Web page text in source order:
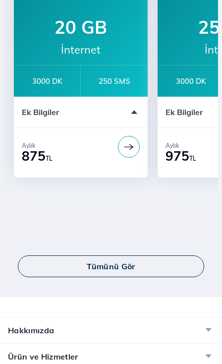
20 GB
İnternet
3000 DK 250 SMS
Ek Bilgiler
875TL
Aylık
3000 DK
Ek Bilgiler
975TL
Aylık
Tümünü Gör
Hakkımızda
Ürün ve Hizmetler